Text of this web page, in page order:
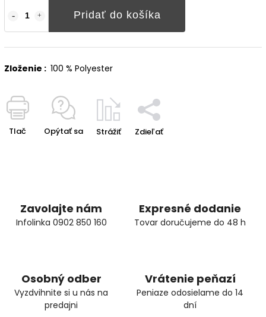
Pridať do košíka
Zloženie : 100 % Polyester
Tlač Opýtať sa Strážiť Zdieľať
Zavolajte nám
Infolinka 0902 850 160
Expresné dodanie
Tovar doručujeme do 48 h
Osobný odber
Vyzdvihnite si u nás na
predajni
Vrátenie peňazí
Peniaze odosielame do 14
dní